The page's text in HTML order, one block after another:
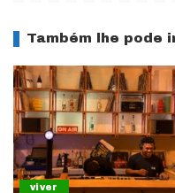
Também lhe pode
viver